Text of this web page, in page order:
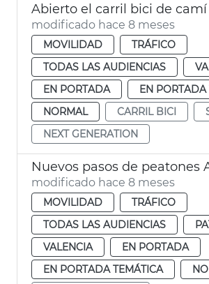
modificado hace 8 meses
MOVILIDAD
TRÁFICO
TODAS LAS AUDIENCIAS
EN PORTADA
EN PORTADA
NORMAL
CARRIL BICI
NEXT GENERATION
modificado hace 8 meses
MOVILIDAD
TRÁFICO
TODAS LAS AUDIENCIAS
VALENCIA
EN PORTADA
EN PORTADA TEMÁTICA